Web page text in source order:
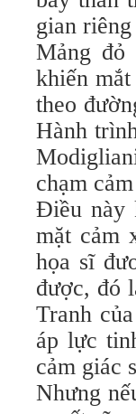
gian
Mảng đỏ
khiến
theo
Hành
chạm
Điều này
mặt cảm
họa sĩ
được, đó
Tranh
áp lực
cảm giác
Nhưng